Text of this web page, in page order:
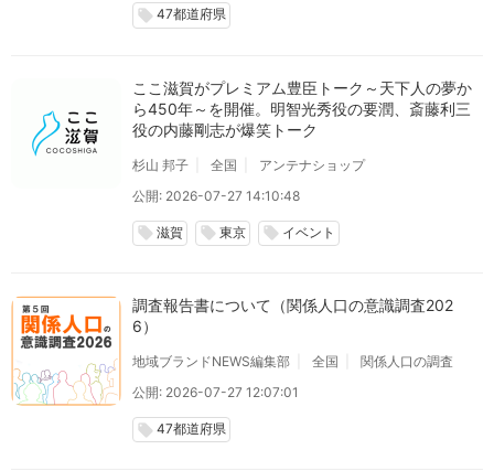
local_offer 47都道府県
ここ滋賀がプレミアム豊臣トーク～天下人の夢か
ら450年～を開催。明智光秀役の要潤、斎藤利三
役の内藤剛志が爆笑トーク
杉山 邦子 全国
アンテナショップ
公開: 2026-07-27 14:10:48
local_offer 滋賀 local_offer 東京 local_offer イベント
調査報告書について（関係人口の意識調査202
6）
地域ブランドNEWS編集部 全国
関係人口の調査
公開: 2026-07-27 12:07:01
local_offer 47都道府県